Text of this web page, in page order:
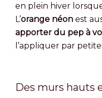
en plein hiver
L’orange néon est
apporter du pep à
l’appliquer par
Des murs hauts